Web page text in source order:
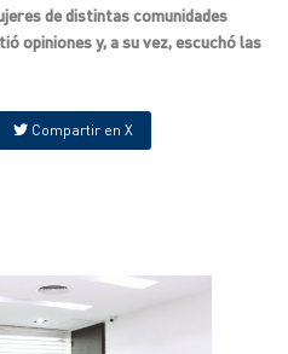
de distintas comunidades
opiniones y, a su vez, escuchó las
Compartir en X